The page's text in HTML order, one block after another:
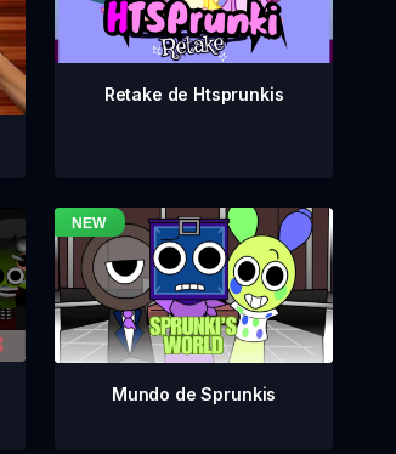
Retake de Htsprunkis
Mundo de Sprunkis